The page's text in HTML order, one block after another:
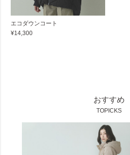
エコダウンコート
¥14,300
おすすめ
TOPICKS